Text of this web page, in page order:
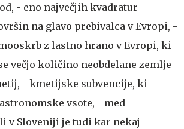
- eno največjih kvadratur
na glavo prebivalca v Evropi, -
z lastno hrano v Evropi, ki
večjo količino neobdelane zemlje
- kmetijske subvencije, ki
vsote, - med
v Sloveniji je tudi kar nekaj